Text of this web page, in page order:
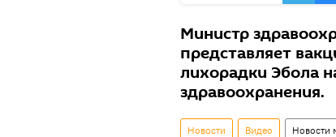
Министр
представляет
лихорадки Эбола
здравоохранения.
Новости Видео Новости